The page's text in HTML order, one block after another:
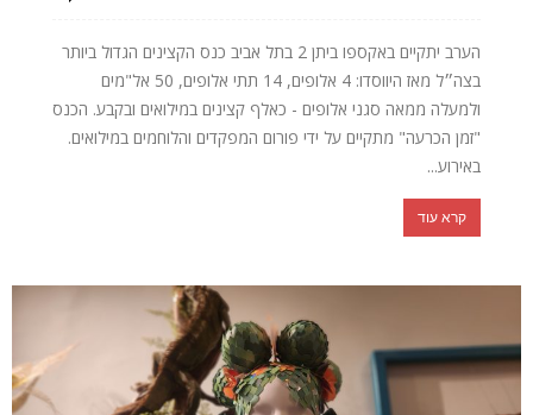
הערב יתקיים באקספו ביתן 2 בתל אביב כנס הקצינים הגדול ביותר
בצה״ל מאז היווסדו: 4 אלופים, 14 תתי אלופים, 50 אל"מים
ולמעלה ממאה סגני אלופים - כאלף קצינים במילואים ובקבע. הכנס
"זמן הכרעה" מתקיים על ידי פורום המפקדים והלוחמים במילואים.
באירוע...
קרא עוד